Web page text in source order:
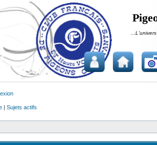
| Sujets actifs